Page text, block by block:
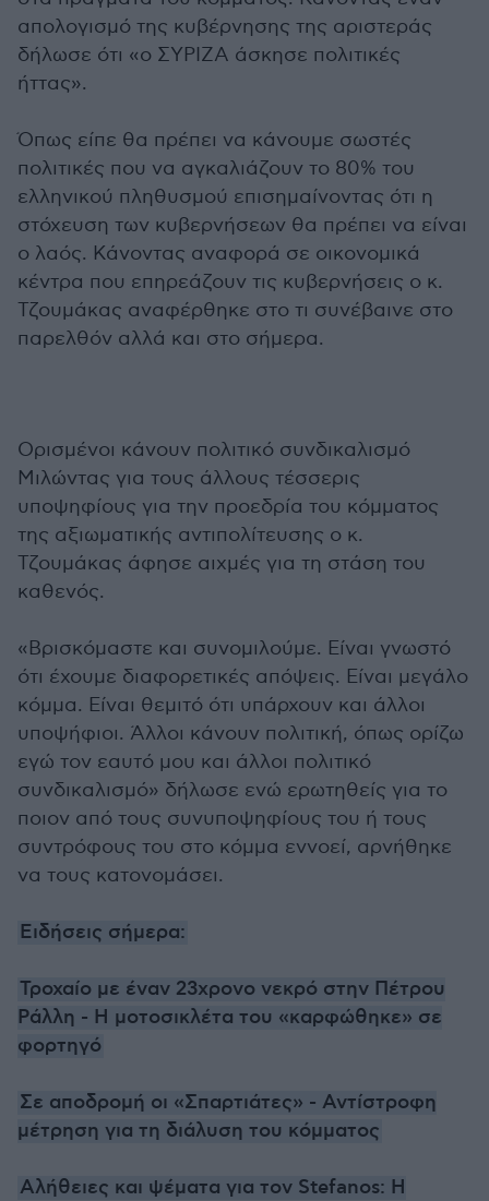
απολογισμό της κυβέρνησης της αριστεράς
δήλωσε ότι «ο ΣΥΡΙΖΑ άσκησε πολιτικές
ήττας».
Όπως είπε θα πρέπει να κάνουμε σωστές
πολιτικές που να αγκαλιάζουν το 80% του
ελληνικού πληθυσμού επισημαίνοντας ότι η
στόχευση των κυβερνήσεων θα πρέπει να είναι
ο λαός. Κάνοντας αναφορά σε οικονομικά
κέντρα που επηρεάζουν τις κυβερνήσεις ο κ.
Τζουμάκας αναφέρθηκε στο τι συνέβαινε στο
παρελθόν αλλά και στο σήμερα.
Ορισμένοι κάνουν πολιτικό συνδικαλισμό
Μιλώντας για τους άλλους τέσσερις
υποψηφίους για την προεδρία του κόμματος
της αξιωματικής αντιπολίτευσης ο κ.
Τζουμάκας άφησε αιχμές για τη στάση του
καθενός.
«Βρισκόμαστε και συνομιλούμε. Είναι γνωστό
ότι έχουμε διαφορετικές απόψεις. Είναι μεγάλο
κόμμα. Είναι θεμιτό ότι υπάρχουν και άλλοι
υποψήφιοι. Άλλοι κάνουν πολιτική, όπως ορίζω
εγώ τον εαυτό μου και άλλοι πολιτικό
συνδικαλισμό» δήλωσε ενώ ερωτηθείς για το
ποιον από τους συνυποψηφίους του ή τους
συντρόφους του στο κόμμα εννοεί, αρνήθηκε
να τους κατονομάσει.
Ειδήσεις σήμερα:
Τροχαίο με έναν 23χρονο νεκρό στην Πέτρου
Ράλλη - Η μοτοσικλέτα του «καρφώθηκε» σε
φορτηγό
Σε αποδρομή οι «Σπαρτιάτες» - Αντίστροφη
μέτρηση για τη διάλυση του κόμματος
Αλήθειες και ψέματα για τον Stefanos: Η